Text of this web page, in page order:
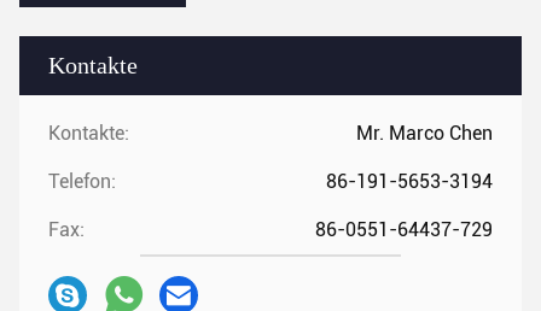
Kontakte
Kontakte: Mr. Marco Chen
Telefon: 86-191-5653-3194
Fax: 86-0551-64437-729